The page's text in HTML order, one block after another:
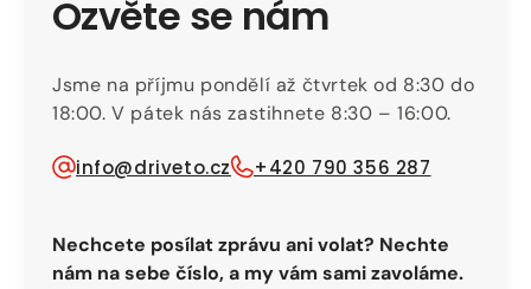
Ozvěte se nám
Jsme na příjmu pondělí až čtvrtek od 8:30 do
18:00. V pátek nás zastihnete 8:30 – 16:00.
info@driveto.cz +420 790 356 287
Nechcete posílat zprávu ani volat? Nechte
nám na sebe číslo, a my vám sami zavoláme.